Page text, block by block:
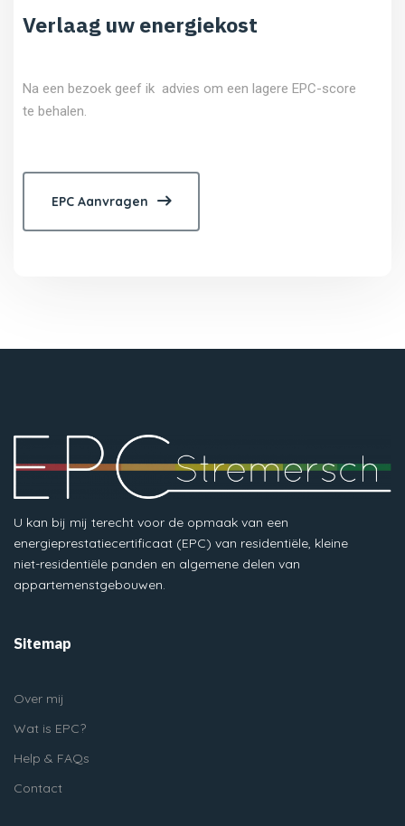
Verlaag uw energiekost
Na een bezoek geef ik advies om een lagere EPC-score
te behalen.
EPC Aanvragen
U kan bij mij terecht voor de opmaak van een
energieprestatiecertificaat (EPC) van residentiële, kleine
niet-residentiële panden en algemene delen van
appartemenstgebouwen.
Sitemap
Over mij
Wat is EPC?
Help & FAQs
Contact